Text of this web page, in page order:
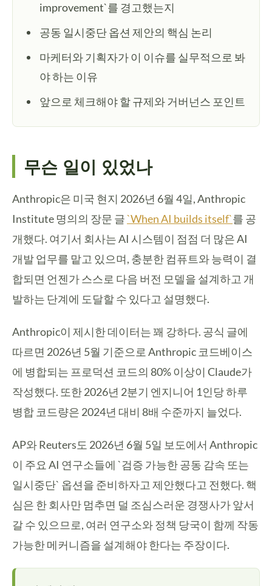
improvement`를 경고했는지
공동 일시중단 옵션 제안의 핵심 논리
마케터와 기획자가 이 이슈를 실무적으로 봐
야 하는 이유
앞으로 체크해야 할 규제와 거버넌스 포인트
무슨 일이 있었나
Anthropic은 미국 현지 2026년 6월 4일, Anthropic
Institute 명의의 장문 글`When AI builds itself`를 공
개했다. 여기서 회사는 AI 시스템이 점점 더 많은 AI
개발 업무를 맡고 있으며, 충분한 컴퓨트와 능력이 결
합되면 언젠가 스스로 다음 버전 모델을 설계하고 개
발하는 단계에 도달할 수 있다고 설명했다.
Anthropic이 제시한 데이터는 꽤 강하다. 공식 글에
따르면 2026년 5월 기준으로 Anthropic 코드베이스
에 병합되는 프로덕션 코드의 80% 이상이 Claude가
작성했다. 또한 2026년 2분기 엔지니어 1인당 하루
병합 코드량은 2024년 대비 8배 수준까지 늘었다.
AP와 Reuters도 2026년 6월 5일 보도에서 Anthropic
이 주요 AI 연구소들에 `검증 가능한 공동 감속 또는
일시중단` 옵션을 준비하자고 제안했다고 전했다. 핵
심은 한 회사만 멈추면 덜 조심스러운 경쟁사가 앞서
갈 수 있으므로, 여러 연구소와 정책 당국이 함께 작동
가능한 메커니즘을 설계해야 한다는 주장이다.